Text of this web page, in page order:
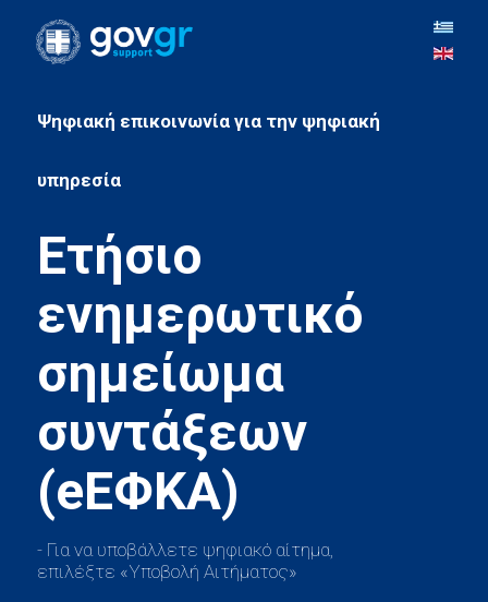
Ψηφιακή επικοινωνία για την ψηφιακή
Ετήσιο
ενημερωτικό
σημείωμα
συντάξεων
- Για να υποβάλλετε ψηφιακό αίτημα,
επιλέξτε «Υποβολή Αιτήματος»